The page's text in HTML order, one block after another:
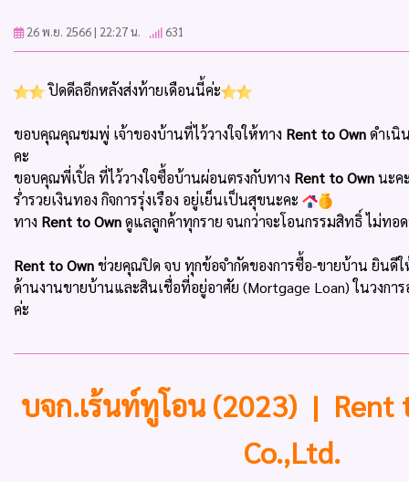
26 พ.ย. 2566 | 22:27 น. 631
ปิดดีลอีกหลังส่งท้ายเดือนนี้ค่ะ
ขอบคุณคุณชมพู่ เจ้าของบ้านที่ไว้วางใจให้ทาง Rent to Ownดำเนิ
คะ
ขอบคุณพี่เปิ้ล ที่ไว้วางใจซื้อบ้านผ่อนตรงกับทาง Rent to Ownนะค
ร่ำรวยเงินทอง กิจการรุ่งเรือง อยู่เย็นเป็นสุขนะคะ
ทาง Rent to Ownดูแลลูกค้าทุกราย จนกว่าจะโอนกรรมสิทธิ์ ไม่ท
Rent to Ownช่วยคุณปิด จบ ทุกข้อจำกัดของการซื้อ-ขายบ้าน ยินดี
ด้านงานขายบ้านและสินเชื่อที่อยู่อาศัย (Mortgage Loan) ในวงกา
ค่ะ
บจก.เร้นท์ทูโอน (2023) | Rent
Co.,Ltd.